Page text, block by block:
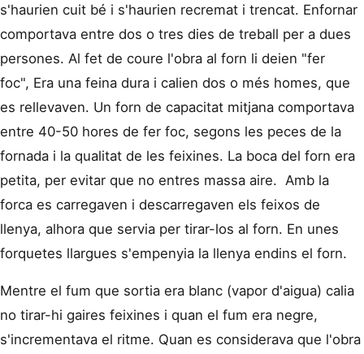
s'haurien cuit bé i s'haurien recremat i trencat. Enfornar
comportava entre dos o tres dies de treball per a dues
persones. Al fet de coure l'obra al forn li deien "fer
foc", Era una feina dura i calien dos o més homes, que
es rellevaven. Un forn de capacitat mitjana comportava
entre 40-50 hores de fer foc, segons les peces de la
fornada i la qualitat de les feixines. La boca del forn era
petita, per evitar que no entres massa aire. Amb la
forca es carregaven i descarregaven els feixos de
llenya, alhora que servia per tirar-los al forn. En unes
forquetes llargues s'empenyia la llenya endins el forn.
Mentre el fum que sortia era blanc (vapor d'aigua) calia
no tirar-hi gaires feixines i quan el fum era negre,
s'incrementava el ritme. Quan es considerava que l'obra